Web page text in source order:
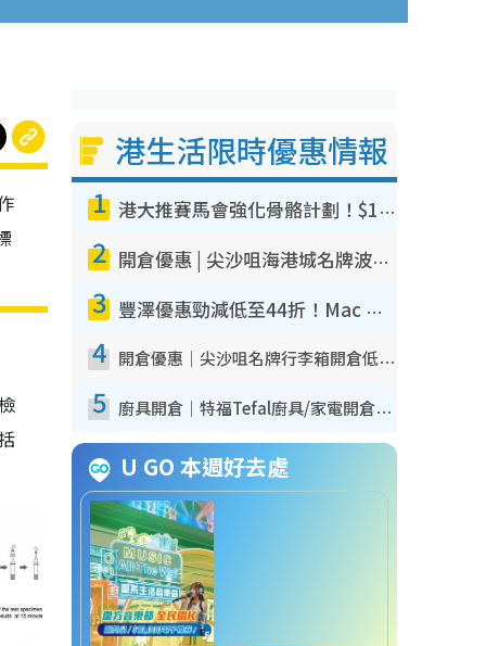
港生活限時優惠情報
1 港大推賽馬會強化骨骼計劃！$100骨質密度X光檢查 完成免費運動訓練送超市禮券！附參加資格
2 開倉優惠 | 尖沙咀海港城名牌波鞋開倉低至1折！On鞋$899起／Joy&Peace鞋履$98起
3 豐澤優惠勁減低至44折！Mac mini/iPhone17Pro大減價！廚房家電$220起
4 開倉優惠｜尖沙咀名牌行李箱開倉低至4折！一連5日 American Tourister/ace./Hallmark $200起！
5 廚具開倉｜特福Tefal廚具/家電開倉低至3折！$220起買平底鍋/炒鑊/湯煲！電飯煲/吸塵機/燙斗$418起
U GO 本週好去處